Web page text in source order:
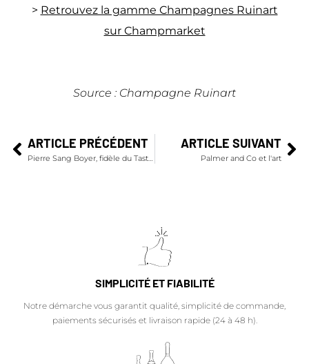
> Retrouvez la gamme Champagnes Ruinart
sur Champmarket
Source : Champagne Ruinart
ARTICLE PRÉCÉDENT
Pierre Sang Boyer, fidèle du Taste of Paris
ARTICLE SUIVANT
Palmer and Co et l'art
SIMPLICITÉ ET FIABILITÉ
Notre démarche vous garantit qualité, simplicité de commande,
paiements sécurisés et livraison rapide (24 à 48 h).